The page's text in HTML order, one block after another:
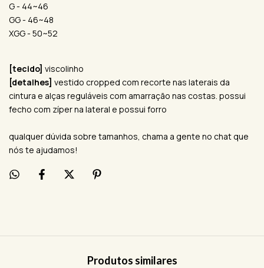
G - 44~46
GG - 46~48
XGG - 50~52
[tecido] viscolinho
[detalhes] vestido cropped com recorte nas laterais da
cintura e alças reguláveis com amarração nas costas. possui
fecho com zíper na lateral e possui forro
qualquer dúvida sobre tamanhos, chama a gente no chat que
nós te ajudamos!
Produtos similares